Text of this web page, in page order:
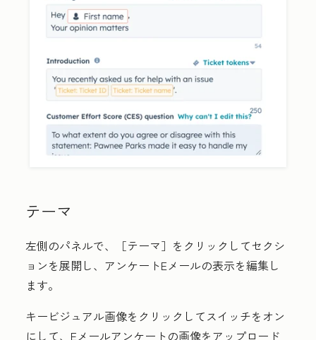
テーマ
左側のパネルで、 ［テーマ］ をクリックしてセクシ
ョンを展開し、アンケートEメールの表示を編集し
ます。
キービジュアル画像をクリックしてスイッチをオン
にして、Eメールアンケートの画像をアップロード